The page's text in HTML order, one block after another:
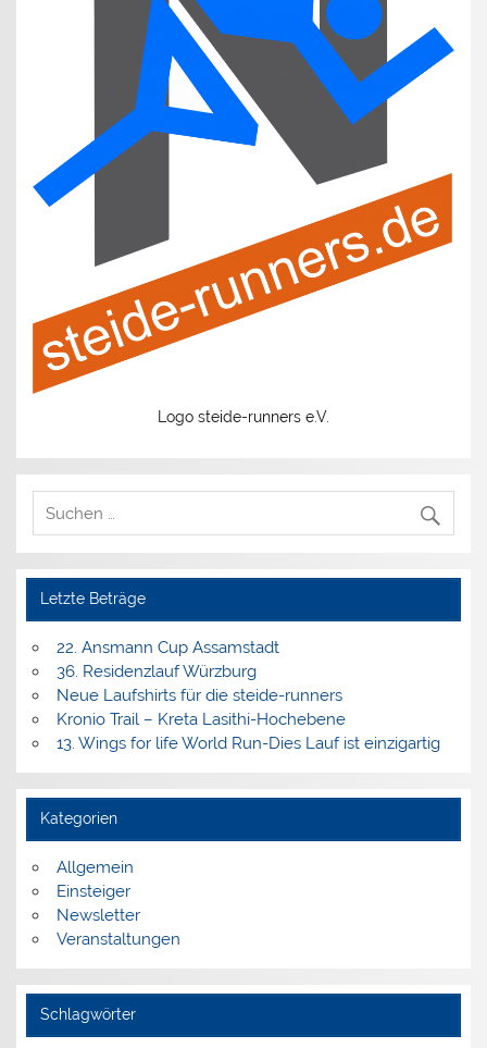
Logo steide-runners e.V.
Letzte Beträge
22. Ansmann Cup Assamstadt
36. Residenzlauf Würzburg
Neue Laufshirts für die steide-runners
Kronio Trail – Kreta Lasithi-Hochebene
13. Wings for life World Run-Dies Lauf ist einzigartig
Kategorien
Allgemein
Einsteiger
Newsletter
Veranstaltungen
Schlagwörter